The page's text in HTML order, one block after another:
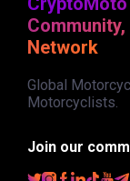
Network
Global
Motorcyclists.
Join our